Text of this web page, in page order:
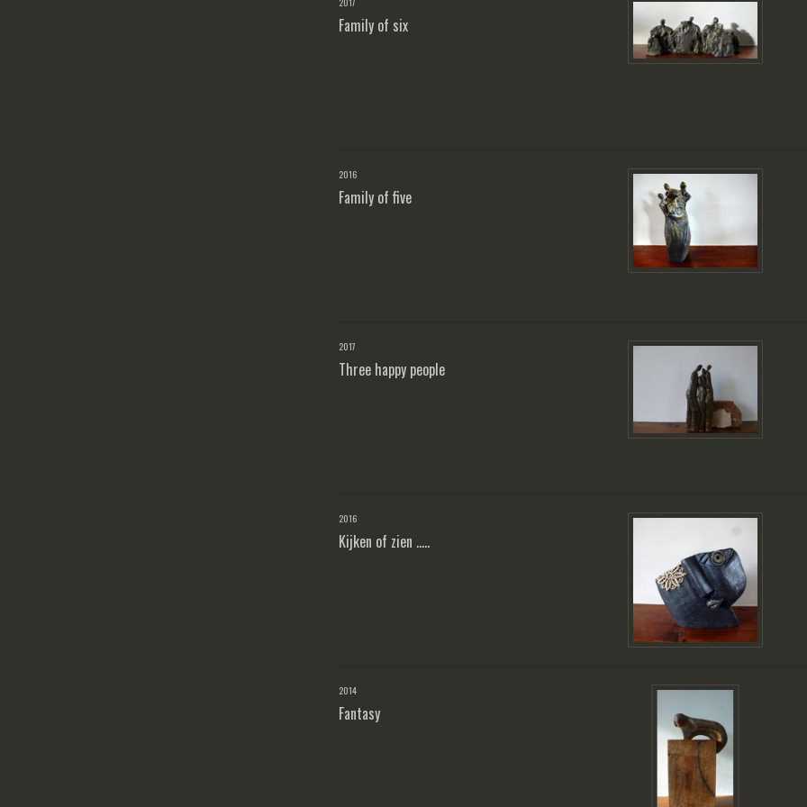
Family of six
Family of five
2016
Three happy people
2017
Kijken of zien .....
2016
Fantasy
2014